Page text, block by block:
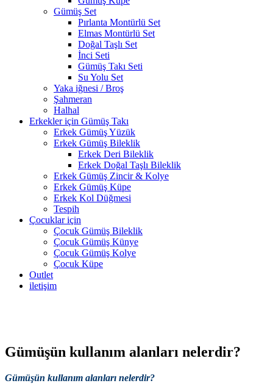
Gümüş Set
Pırlanta Montürlü Set
Elmas Montürlü Set
Doğal Taşlı Set
İnci Seti
Gümüş Takı Seti
Su Yolu Set
Yaka iğnesi / Broş
Şahmeran
Halhal
Erkekler için Gümüş Takı
Erkek Gümüş Yüzük
Erkek Gümüş Bileklik
Erkek Deri Bileklik
Erkek Doğal Taşlı Bileklik
Erkek Gümüş Zincir & Kolye
Erkek Gümüş Küpe
Erkek Kol Düğmesi
Tespih
Çocuklar için
Çocuk Gümüş Bileklik
Çocuk Gümüş Künye
Çocuk Gümüş Kolye
Çocuk Küpe
Outlet
iletişim
Gümüşün kullanım alanları nelerdir?
Gümüşün kullanım alanları nelerdir?